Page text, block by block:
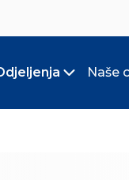
Toggle
Naše